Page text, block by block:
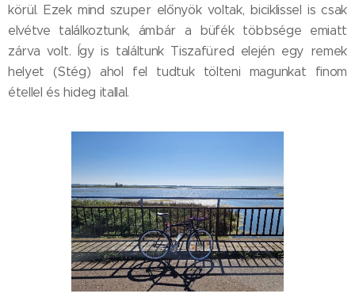
körül. Ezek mind szuper előnyök voltak, biciklissel is csak
elvétve találkoztunk, ámbár a büfék többsége emiatt
zárva volt. Így is találtunk Tiszafüred elején egy remek
helyet (Stég) ahol fel tudtuk tölteni magunkat finom
étellel és hideg itallal.